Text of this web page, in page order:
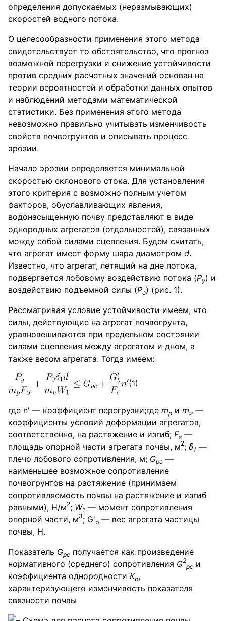
определения допускаемых (неразмывающих)
скоростей водного потока.
О целесообразности применения этого метода
свидетельствует то обстоятельство, что прогноз
возможной перегрузки и снижение устойчивости
против средних расчетных значений основан на
теории вероятностей и обработки данных опытов
и наблюдений методами математической
статистики. Без применения этого метода
невозможно правильно учитывать изменчивость
свойств почвогрунтов и описывать процесс
эрозии.
Начало эрозии определяется минимальной
скоростью склонового стока. Для установления
этого критерия с возможно полным учетом
факторов, обуславливающих явления,
водонасыщенную почву представляют в виде
однородных агрегатов (отдельностей), связанных
между собой силами сцепления. Будем считать,
что агрегат имеет форму шара диаметром d.
Известно, что агрегат, летящий на дне потока,
подвергается лобовому воздействию потока (Ру) и
воздействию подъемной силы (Ро) (рис. 1).
Рассматривая условие устойчивости имеем, что
силы, действующие на агрегат почвогрунта,
уравновешиваются при предельном состоянии
силами сцепления между агрегатом и дном, а
также весом агрегата. Тогда имеем:
(1)
где n' — коэффициент перегрузки;где mp и mи —
коэффициенты условий деформации агрегатов,
соответственно, на растяжение и изгиб; Fs —
площадь опорной части агрегата почвы, м2; δ1 —
плечо лобового сопротивления, м; Gpc —
наименьшее возможное сопротивление
почвогрунтов на растяжение (принимаем
сопротивляемость почвы на растяжение и изгиб
равными), Н/м2; W1 — момент сопротивления
опорной части, м3; G'b — вес агрегата частицы
почвы, Н.
Показатель Gpc получается как произведение
нормативного (среднего) сопротивления G2
pc и
коэффициента однородности Ко,
характеризующего изменчивость показателя
связности почвы